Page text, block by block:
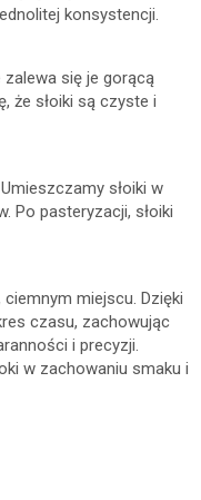
konsystencji.
się je gorącą
że słoiki są czyste i
słoiki w
Po pasteryzacji, słoiki
miejscu. Dzięki
czasu, zachowując
i precyzji.
w zachowaniu smaku i